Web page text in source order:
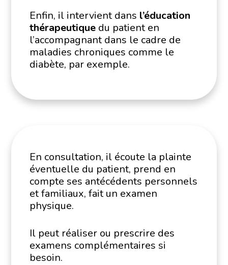
Enfin, il intervient dans l’éducation
thérapeutique du patient en
l’accompagnant dans le cadre de
maladies chroniques comme le
diabète, par exemple.
En consultation, il écoute la plainte
éventuelle du patient, prend en
compte ses antécédents personnels
et familiaux, fait un examen
physique.
Il peut réaliser ou prescrire des
examens complémentaires si
besoin.